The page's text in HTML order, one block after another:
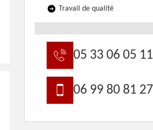
Travail de qualité
05 33 06 05 11
06 99 80 81 27